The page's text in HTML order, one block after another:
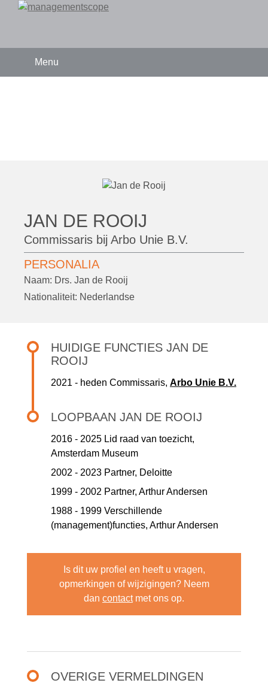
Menu
JAN DE ROOIJ
Commissaris bij Arbo Unie B.V.
PERSONALIA
Naam: Drs. Jan de Rooij
Nationaliteit: Nederlandse
HUIDIGE FUNCTIES JAN DE
ROOIJ
2021 - heden Commissaris, Arbo Unie B.V.
LOOPBAAN JAN DE ROOIJ
2016 - 2025 Lid raad van toezicht,
Amsterdam Museum
2002 - 2023 Partner, Deloitte
1999 - 2002 Partner, Arthur Andersen
1988 - 1999 Verschillende
(management)functies, Arthur Andersen
Is dit uw profiel en heeft u vragen,
opmerkingen of wijzigingen? Neem
dan contactmet ons op.
OVERIGE VERMELDINGEN